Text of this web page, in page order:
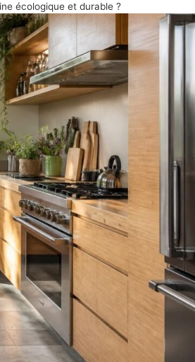
écologique et durable ?